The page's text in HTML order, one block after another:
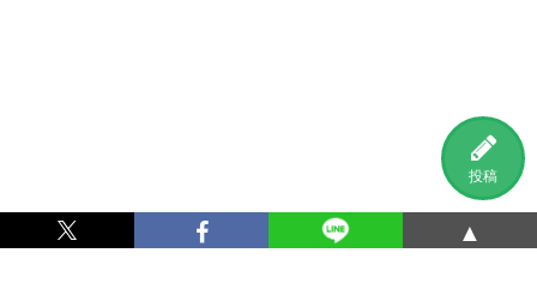
投稿
▲